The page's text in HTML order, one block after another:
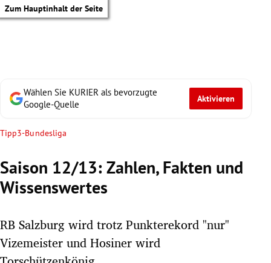
Zum Hauptinhalt der Seite
Untermenü
Wählen Sie KURIER als bevorzugte
Google-Quelle
Aktivieren
Tipp3-Bundesliga
Saison 12/13: Zahlen, Fakten und
Wissenswertes
RB Salzburg wird trotz Punkterekord "nur"
Vizemeister und Hosiner wird